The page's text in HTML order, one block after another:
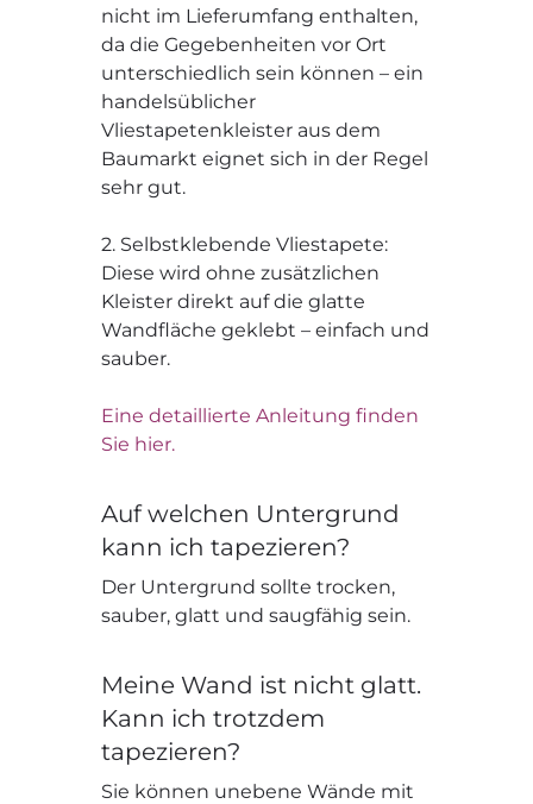
nicht im Lieferumfang enthalten,
da die Gegebenheiten vor Ort
unterschiedlich sein können – ein
handelsüblicher
Vliestapetenkleister aus dem
Baumarkt eignet sich in der Regel
sehr gut.
2. Selbstklebende Vliestapete:
Diese wird ohne zusätzlichen
Kleister direkt auf die glatte
Wandfläche geklebt – einfach und
sauber.
Eine detaillierte Anleitung finden
Sie hier.
Auf welchen Untergrund
kann ich tapezieren?
Der Untergrund sollte trocken,
sauber, glatt und saugfähig sein.
Meine Wand ist nicht glatt.
Kann ich trotzdem
tapezieren?
Sie können unebene Wände mit